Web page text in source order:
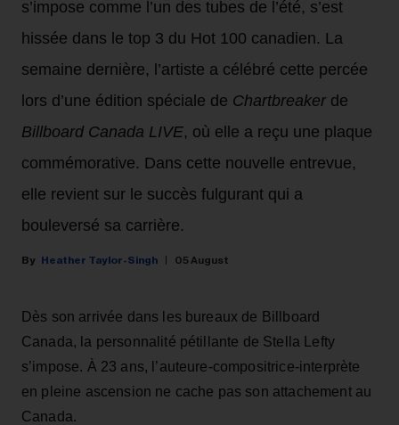
s’impose comme l’un des tubes de l’été, s’est
hissée dans le top 3 du Hot 100 canadien. La
semaine dernière, l’artiste a célébré cette percée
lors d’une édition spéciale de Chartbreaker de
Billboard Canada LIVE, où elle a reçu une plaque
commémorative. Dans cette nouvelle entrevue,
elle revient sur le succès fulgurant qui a
bouleversé sa carrière.
Heather Taylor-Singh 05 August
Dès son arrivée dans les bureaux de Billboard
Canada, la personnalité pétillante de Stella Lefty
s’impose. À 23 ans, l’auteure-compositrice-interprète
en pleine ascension ne cache pas son attachement au
Canada.